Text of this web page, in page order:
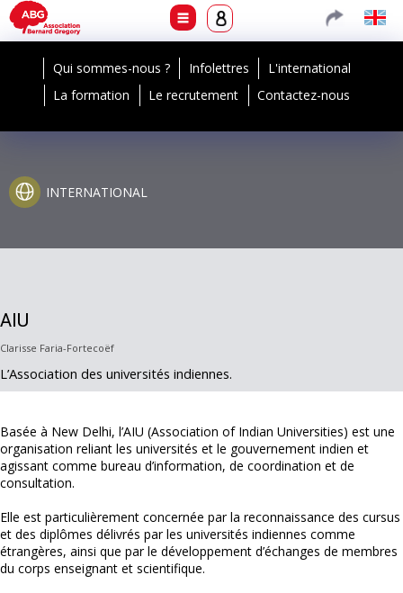
Qui sommes-nous ? Infolettres
L'international
La formation
Le recrutement Contactez-nous
INTERNATIONAL
AIU
Clarisse Faria-Fortecoëf
L’Association des universités indiennes.
Basée à New Delhi, l’AIU (Association of Indian Universities) est une
organisation reliant les universités et le gouvernement indien et
agissant comme bureau d’information, de coordination et de
consultation.
Elle est particulièrement concernée par la reconnaissance des cursus
et des diplômes délivrés par les universités indiennes comme
étrangères, ainsi que par le développement d’échanges de membres
du corps enseignant et scientifique.